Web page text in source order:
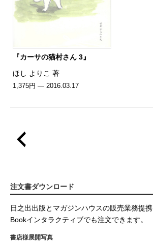
『カーサの猫村さん 3』
ほし よりこ 著
1,375円 — 2016.03.17
注文書ダウンロード
日之出出版とマガジンハウスの販売業務提携
Bookインタラクティブでも注文できます。
書店様展開写真